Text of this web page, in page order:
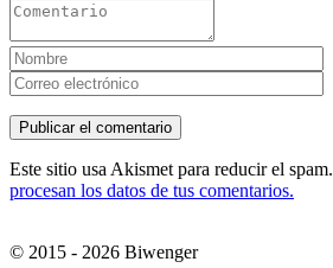
Este sitio usa Akismet para reducir el spam.
procesan los datos de tus comentarios.
© 2015 - 2026 Biwenger